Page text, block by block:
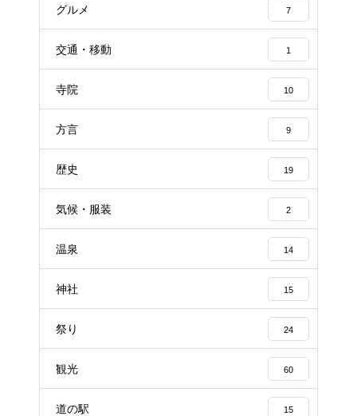
グルメ 7
交通・移動 1
寺院 10
方言 9
歴史 19
気候・服装 2
温泉 14
神社 15
祭り 24
観光 60
道の駅 15